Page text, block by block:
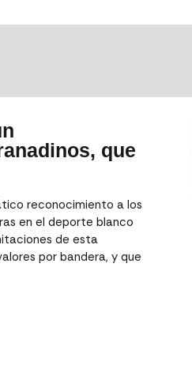
que
reconocimiento a los
en el deporte blanco
de esta
por bandera, y que